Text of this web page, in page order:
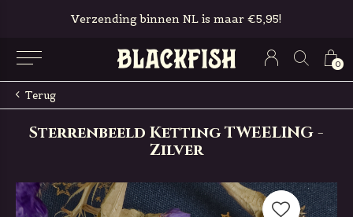
0
Verzending binnen NL is maar €5,95!
Terug
Sterrenbeeld Ketting TWEELING -
Zilver